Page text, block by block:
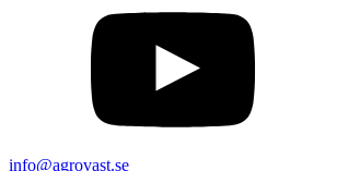
info@agrovast.se